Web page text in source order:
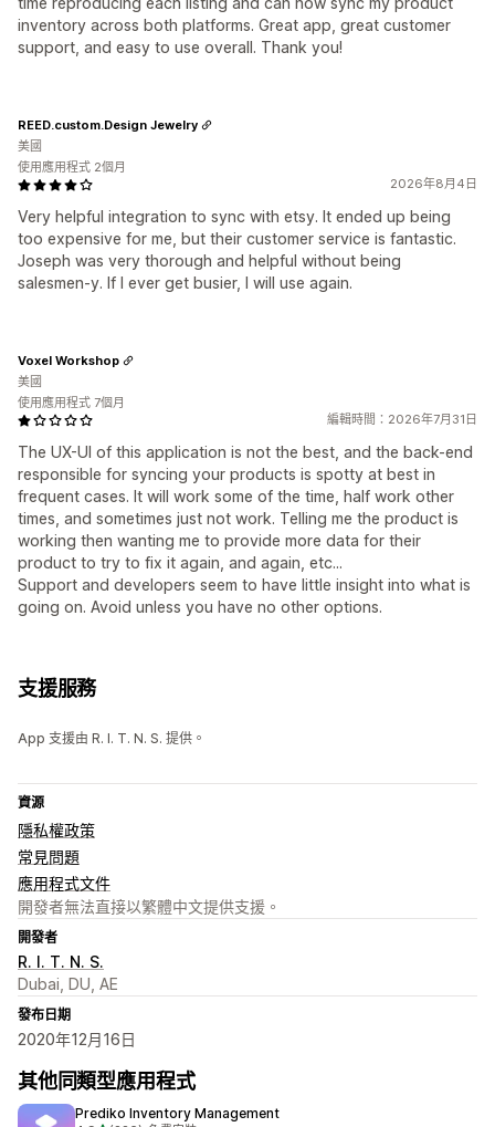
inventory across both platforms. Great app, great customer
support, and easy to use overall. Thank you!
2026年8月4日
Very helpful integration to sync with etsy. It ended up being
too expensive for me, but their customer service is fantastic.
Joseph was very thorough and helpful without being
salesmen-y. If I ever get busier, I will use again.
REED.custom.Design Jewelry
美國
使用應用程式 2個月
編輯時間：2026年7月31日
The UX-UI of this application is not the best, and the back-end
responsible for syncing your products is spotty at best in
frequent cases. It will work some of the time, half work other
times, and sometimes just not work. Telling me the product is
working then wanting me to provide more data for their
product to try to fix it again, and again, etc...
Support and developers seem to have little insight into what is
going on. Avoid unless you have no other options.
Voxel Workshop
美國
使用應用程式 7個月
支援服務
App 支援由 R. I. T. N. S. 提供。
資源
隱私權政策
常見問題
應用程式文件
開發者無法直接以繁體中文提供支援。
開發者
R. I. T. N. S.
Dubai, DU, AE
發布日期
2020年12月16日
其他同類型應用程式
Prediko Inventory Management